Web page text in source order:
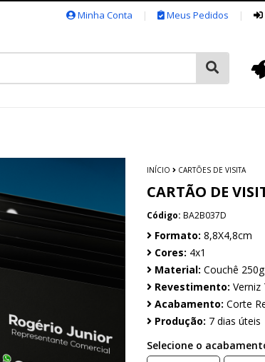
Minha Conta | Meus Pedidos |
INÍCIO CARTÕES DE VISITA
CARTÃO DE
Código: BA2B037D
Formato: 8,8X4,8cm
Cores: 4x1
Material: Couchê 250g
Revestimento: Verniz
Acabamento: Corte
Produção: 7 dias úteis
Selecione o